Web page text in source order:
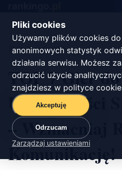
Pliki cookies
Używamy plików cookies
anonimowych statystyk
działania serwisu. Możesz
odrzucić użycie
znajdziesz w polityce
Akceptuję
Odrzucam
Zarządzaj ustawieniami
Start/rozrywka
TOP 7 Gier
Umiejętności
– Wzmacniaj
Komunikację!